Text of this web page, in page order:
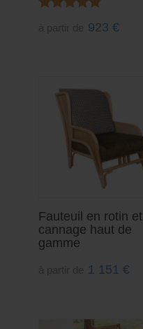
923 €
Fauteuil en rotin et
cannage haut de
gamme
1 151 €